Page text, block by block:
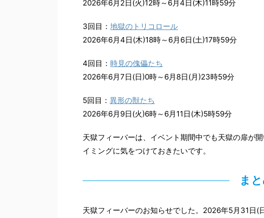
2026年6月2日(火)12時～6月4日(木)11時59分
3回目： 地獄のトリコロール
2026年6月4日(木)18時～6月6日(土)17時59分
4回目： 時見の傀儡たち
2026年6月7日(日)0時～6月8日(月)23時59分
5回目： 異形の獣たち
2026年6月9日(火)6時～6月11日(木)5時59分
天獄フィーバーは、イベント期間中でも天獄の扉が
イミングに気をつけておきたいです。
ま
天獄フィーバーのお知らせでした。2026年5月31日(